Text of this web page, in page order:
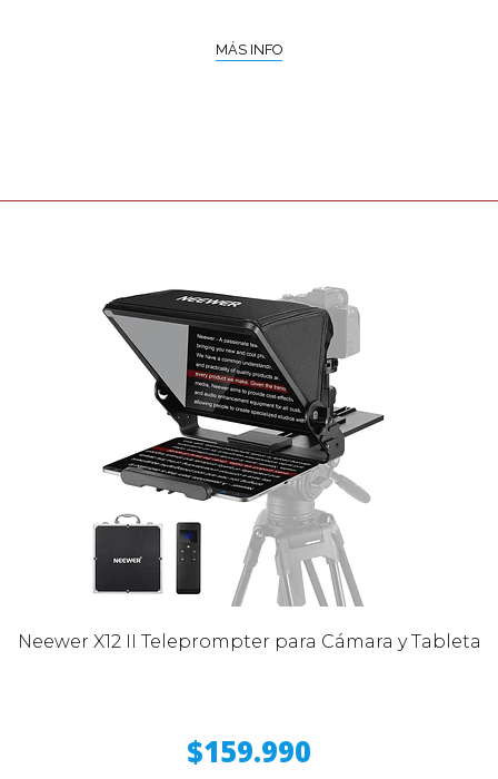
MÁS INFO
Neewer X12 II Teleprompter para Cámara y Tableta
$159.990